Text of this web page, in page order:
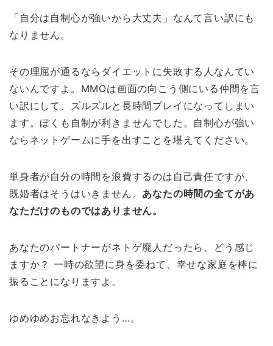
「自分は自制心が強いから大丈夫」なんて言い訳にも
なりません。
その理屈が通るならダイエットに失敗する人なんてい
ないんですよ。MMOは画面の向こう側にいる仲間を言
い訳にして、ズルズルと長時間プレイになってしまい
ます。ぼくも自制が利きませんでした。自制心が強い
ならネットゲームに手を出すことを堪えてください。
単身者が自分の時間を浪費するのは自己責任ですが、
既婚者はそうはいきません。 あなたの時間の全てがあ
なただけのものではありません。
あなたのパートナーがネトゲ廃人だったら、どう感じ
ますか？ 一時の欲望に身を委ねて、幸せな家庭を棒に
振ることになりますよ。
ゆめゆめお忘れなきよう…。